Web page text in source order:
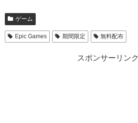
ゲーム
Epic Games 期間限定 無料配布
スポンサーリンク